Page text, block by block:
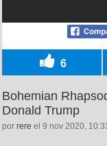
6
Bohemian
Donald Trump
por rere el 9 nov 2020,